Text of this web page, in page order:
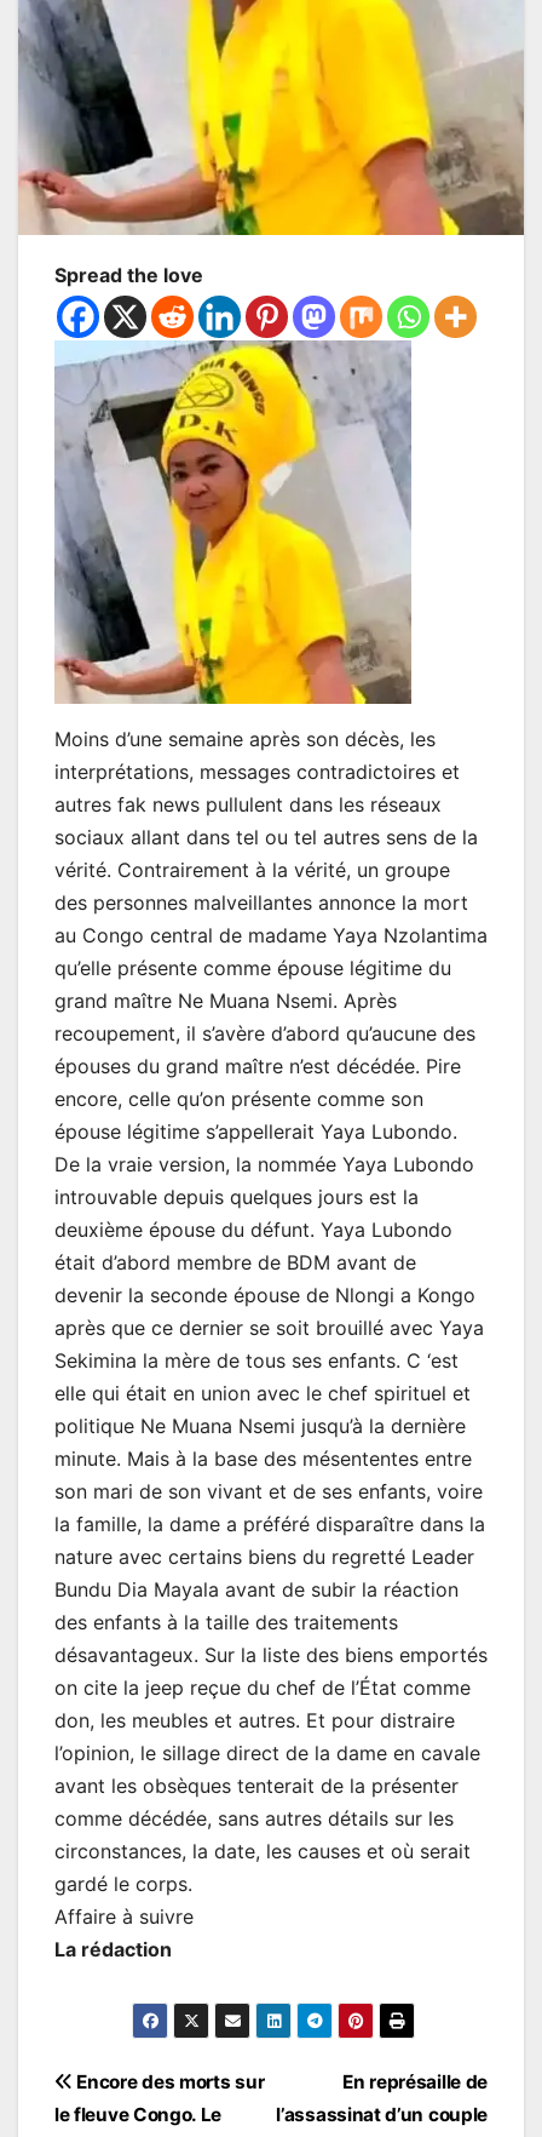
Spread the love
Moins d’une semaine après son décès, les
interprétations, messages contradictoires et
autres fak news pullulent dans les réseaux
sociaux allant dans tel ou tel autres sens de la
vérité. Contrairement à la vérité, un groupe
des personnes malveillantes annonce la mort
au Congo central de madame Yaya Nzolantima
qu’elle présente comme épouse légitime du
grand maître Ne Muana Nsemi. Après
recoupement, il s’avère d’abord qu’aucune des
épouses du grand maître n’est décédée. Pire
encore, celle qu’on présente comme son
épouse légitime s’appellerait Yaya Lubondo.
De la vraie version, la nommée Yaya Lubondo
introuvable depuis quelques jours est la
deuxième épouse du défunt. Yaya Lubondo
était d’abord membre de BDM avant de
devenir la seconde épouse de Nlongi a Kongo
après que ce dernier se soit brouillé avec Yaya
Sekimina la mère de tous ses enfants. C ‘est
elle qui était en union avec le chef spirituel et
politique Ne Muana Nsemi jusqu’à la dernière
minute. Mais à la base des mésententes entre
son mari de son vivant et de ses enfants, voire
la famille, la dame a préféré disparaître dans la
nature avec certains biens du regretté Leader
Bundu Dia Mayala avant de subir la réaction
des enfants à la taille des traitements
désavantageux. Sur la liste des biens emportés
on cite la jeep reçue du chef de l’État comme
don, les meubles et autres. Et pour distraire
l’opinion, le sillage direct de la dame en cavale
avant les obsèques tenterait de la présenter
comme décédée, sans autres détails sur les
circonstances, la date, les causes et où serait
gardé le corps.
Affaire à suivre
La rédaction
Navigation
En représaille de
l’assassinat d’un couple
Encore des morts sur
le fleuve Congo. Le